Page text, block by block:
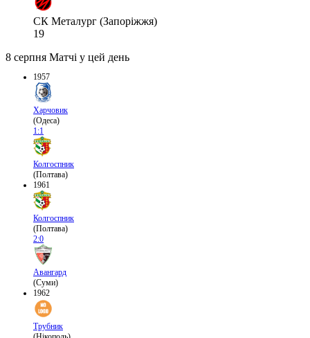
СК Металург (Запоріжжя)
19
8 серпня Матчі у цей день
1957
Харчовик
(Одеса)
1:1
Колгоспник
(Полтава)
1961
Колгоспник
(Полтава)
2:0
Авангард
(Суми)
1962
Трубник